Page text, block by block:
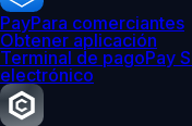
PayPara comerciantes
Obtener aplicación
Terminal de pagoPay
electrónico